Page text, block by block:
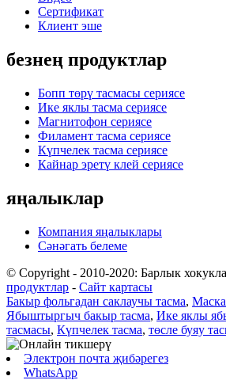
Сертификат
Клиент эше
безнең продуктлар
Бопп төрү тасмасы сериясе
Ике яклы тасма сериясе
Магнитофон сериясе
Филамент тасма сериясе
Күпчелек тасма сериясе
Кайнар эретү клей сериясе
яңалыклар
Компания яңалыклары
Сәнәгать белеме
© Copyright - 2010-2020: Барлык
продуктлар - Сайт картасы
Бакыр фольгадан саклаучы тасма,
Ябыштыргыч бакыр тасма, Ике яклы
тасмасы, Күпчелек тасма, төсле буяу
Электрон почта җибәрегез
WhatsApp